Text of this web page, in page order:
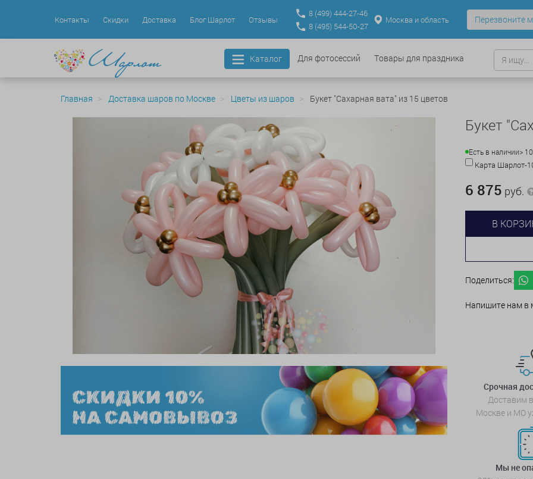
Контакты Скидки Доставка Блог Шарлот Отзывы
8 (499) 444-27-46
8 (495) 544-50-27
Москва и область Перезвоните
Каталог Для фотосессий Товары для праздника
Главная Доставка шаров по Москве Цветы из шаров Букет "Сахарная вата" из 15 цветов
Букет
Есть в наличии>
Карта Шарлот-
6 875 руб.
В
Поделиться:
Напишите нам в
Срочная
Доставим
Москве и МО
Мы не